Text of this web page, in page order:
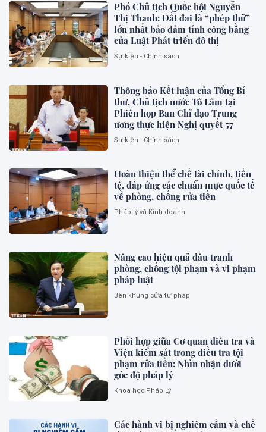
Phó Chủ tịch Quốc hội Nguyễn
Thị Thanh: Đất đai là “phép thử”
lớn nhất bảo đảm tính công bằng
của Luật Phát triển đô thị
Sự kiện - Chính sách
Thông báo Kết luận của Tổng Bí
thư, Chủ tịch nước Tô Lâm tại
Phiên họp Ban Chỉ đạo Trung
ương thực hiện Nghị quyết 57
Sự kiện - Chính sách
Hoàn thiện thể chế tài chính, tiền
tệ, đáp ứng các chuẩn mực quốc tế
về phòng, chống rửa tiền
Pháp lý và Kinh doanh
Nâng cao hiệu quả đấu tranh
phòng, chống tội phạm và vi phạm
pháp luật
Bên khung cửa tư pháp
Phối hợp giữa Cơ quan điều tra và
Viện kiểm sát trong điều tra tội
phạm rửa tiền: Nhìn nhận dưới
góc độ pháp lý
Khoa học Pháp Lý
Các hành vi bị nghiêm cấm và chế